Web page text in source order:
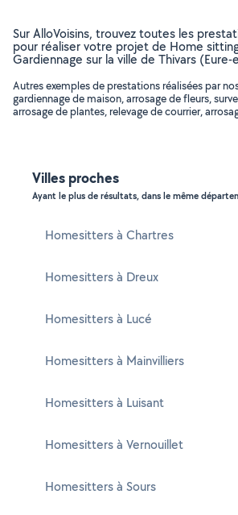
Sur AlloVoisins, trouvez toutes les
pour réaliser votre projet de Home
Gardiennage sur la ville de Thivars
Autres exemples de prestations réalisées par
gardiennage de maison, arrosage de fleurs,
arrosage de plantes, relevage de courrier,
Villes proches
Ayant le plus de résultats, dans le même
Homesitters à Chartres
Homesitters à Dreux
Homesitters à Lucé
Homesitters à Mainvilliers
Homesitters à Luisant
Homesitters à Vernouillet
Homesitters à Sours